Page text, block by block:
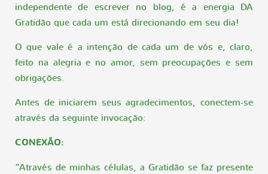
independente de escrever no blog, é a energia DA
Gratidão que cada um está direcionando em seu dia!
O que vale é a intenção de cada um de vós e, claro,
feito na alegria e no amor, sem preocupações e sem
obrigações.
Antes de iniciarem seus agradecimentos, conectem-se
através da seguinte invocação:
CONEXÃO:
“Através de minhas células, a Gratidão se faz presente